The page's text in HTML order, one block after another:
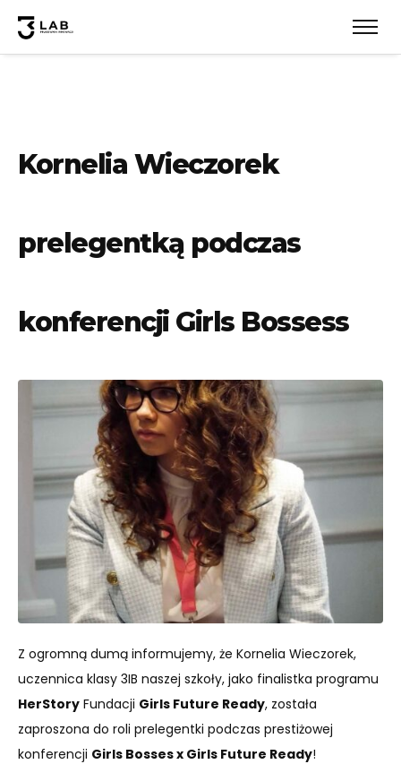
Kornelia Wieczorek
prelegentką podczas
konferencji Girls Bossess
Z ogromną dumą informujemy, że Kornelia Wieczorek,
uczennica klasy 3IB naszej szkoły, jako finalistka programu
HerStory Fundacji Girls Future Ready, została
zaproszona do roli prelegentki podczas prestiżowej
konferencji Girls Bosses x Girls Future Ready!